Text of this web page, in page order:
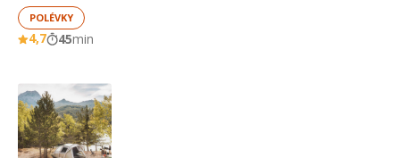
POLÉVKY
4,7 45min